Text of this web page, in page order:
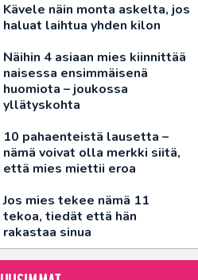
Kävele näin monta askelta, jos
haluat laihtua yhden kilon
Näihin 4 asiaan mies kiinnittää
naisessa ensimmäisenä
huomiota – joukossa
yllätyskohta
10 pahaenteistä lausetta –
nämä voivat olla merkki siitä,
että mies miettii eroa
Jos mies tekee nämä 11
tekoa, tiedät että hän
rakastaa sinua